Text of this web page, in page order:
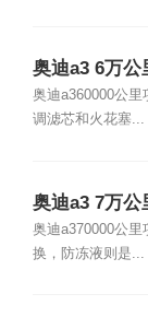
奥迪a3 6万公
万公里保养项
奥迪a360000公
调滤芯和火花塞...
奥迪a3 7万公
万公里保养项
奥迪a370000公里
换，防冻液则是...